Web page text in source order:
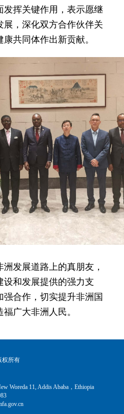
发挥关键作用，表示愿继
展，深化双方合作伙伴关
共同体作出新贡献。
发展道路上的真朋友，
设和发展提供的强力支
合作，切实提升非洲国
广大非洲人民。
权所有
Woreda 11, Addis Ababa，Ethiopia